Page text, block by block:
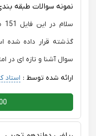
نمونه سوالات طبقه
گذشته قرار داده شده
سوال آشنا و تازه ای در
ارائه شده توسط : استاد